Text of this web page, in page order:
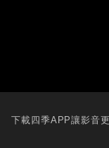
下載四季APP讓影音